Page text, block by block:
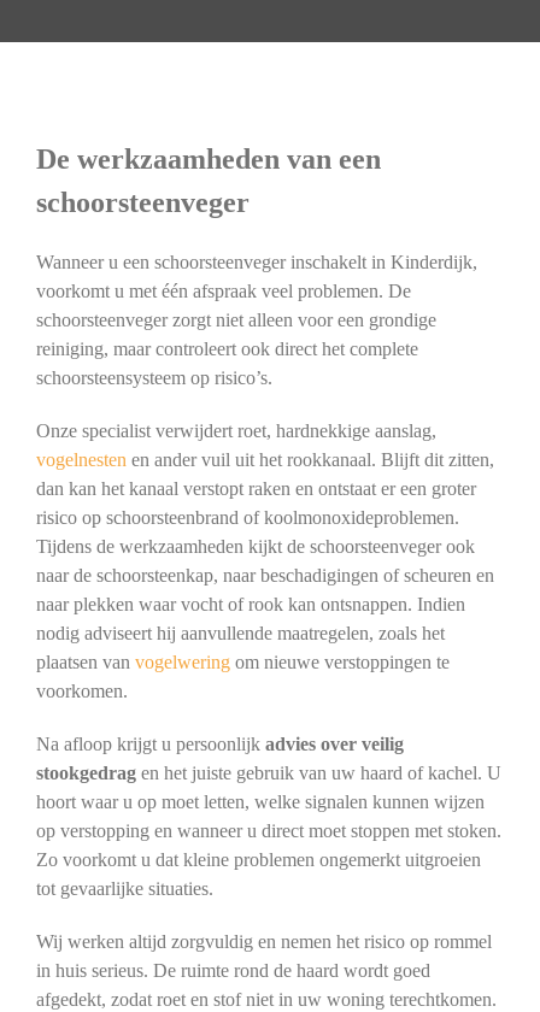
De werkzaamheden van een
schoorsteenveger
Wanneer u een schoorsteenveger inschakelt in Kinderdijk,
voorkomt u met één afspraak veel problemen. De
schoorsteenveger zorgt niet alleen voor een grondige
reiniging, maar controleert ook direct het complete
schoorsteensysteem op risico’s.
Onze specialist verwijdert roet, hardnekkige aanslag,
vogelnesten en ander vuil uit het rookkanaal. Blijft dit zitten,
dan kan het kanaal verstopt raken en ontstaat er een groter
risico op schoorsteenbrand of koolmonoxideproblemen.
Tijdens de werkzaamheden kijkt de schoorsteenveger ook
naar de schoorsteenkap, naar beschadigingen of scheuren en
naar plekken waar vocht of rook kan ontsnappen. Indien
nodig adviseert hij aanvullende maatregelen, zoals het
plaatsen van vogelweringom nieuwe verstoppingen te
voorkomen.
Na afloop krijgt u persoonlijk advies over veilig
stookgedragen het juiste gebruik van uw haard of kachel. U
hoort waar u op moet letten, welke signalen kunnen wijzen
op verstopping en wanneer u direct moet stoppen met stoken.
Zo voorkomt u dat kleine problemen ongemerkt uitgroeien
tot gevaarlijke situaties.
Wij werken altijd zorgvuldig en nemen het risico op rommel
in huis serieus. De ruimte rond de haard wordt goed
afgedekt, zodat roet en stof niet in uw woning terechtkomen.